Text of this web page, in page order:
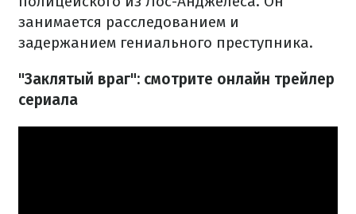
занимается расследованием и
задержанием гениального преступника.
"Заклятый враг": смотрите онлайн трейлер
сериала